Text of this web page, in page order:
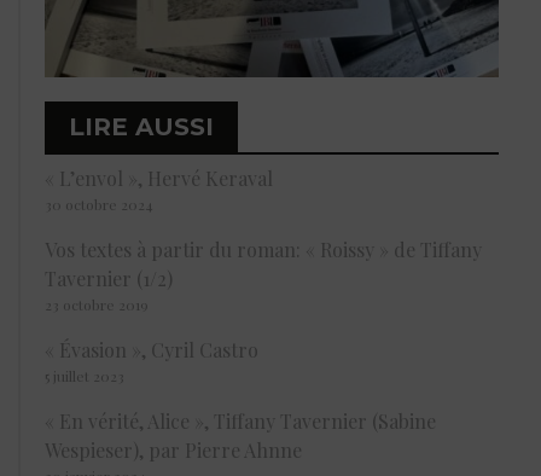
LIRE AUSSI
« L’envol », Hervé Keraval
30 octobre 2024
Vos textes à partir du roman: « Roissy » de Tiffany
Tavernier (1/2)
23 octobre 2019
« Évasion », Cyril Castro
5 juillet 2023
« En vérité, Alice », Tiffany Tavernier (Sabine
Wespieser), par Pierre Ahnne